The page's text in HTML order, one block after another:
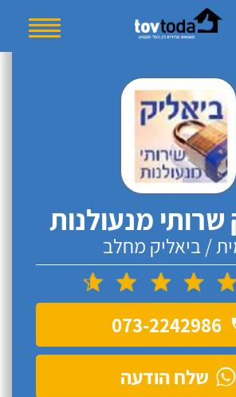
שרותי מנעולנות
/ ביאליק מחלב
073-2242986
שלח הודעה